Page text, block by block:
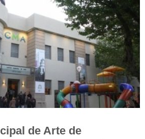
de Arte de